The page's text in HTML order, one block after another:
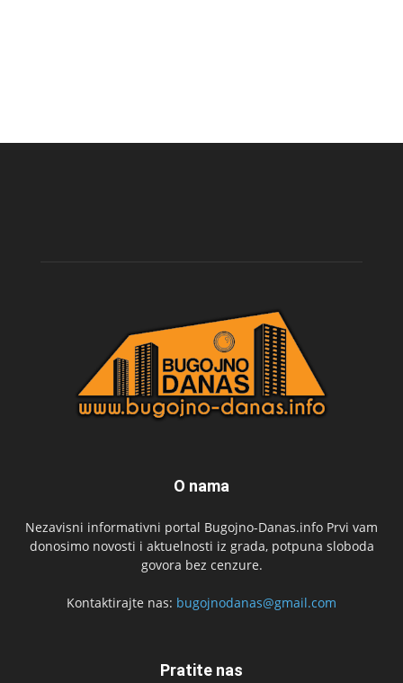
O nama
Nezavisni informativni portal Bugojno-Danas.info Prvi vam
donosimo novosti i aktuelnosti iz grada, potpuna sloboda
govora bez cenzure.
Kontaktirajte nas: bugojnodanas@gmail.com
Pratite nas